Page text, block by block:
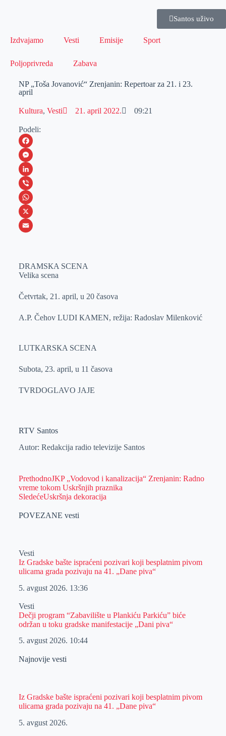
Santos uživo
Izdvajamo Vesti Emisije Sport
Poljoprivreda Zabava
NP „Toša Jovanović“ Zrenjanin: Repertoar za 21. i 23.
april
Kultura, Vesti 21. april 2022. 09:21
Podeli:
F
a
c
e
b
o
M
e
s
s
e
e
L
i
n
k
I
V
i
b
W
h
s
p
X
a
l
DRAMSКA SCENA
Velika scena
Četvrtak, 21. april, u 20 časova
A.P. Čehov LUDI КAMEN, režija: Radoslav Milenković
LUTКARSКA SCENA
Subota, 23. april, u 11 časova
TVRDOGLAVO JAJE
RTV Santos
Autor: Redakcija radio televizije Santos
PrethodnoJKP „Vodovod i kanalizacija“ Zrenjanin: Radno
vreme tokom Uskršnjih praznika
SledećeUskršnja dekoracija
POVEZANE vesti
Vesti
Iz Gradske bašte ispraćeni pozivari koji besplatnim pivom
ulicama grada pozivaju na 41. „Dane piva“
5. avgust 2026. 13:36
Vesti
Dečji program “Zabavilište u Plankiću Parkiću” biće
održan u toku gradske manifestacije „Dani piva“
5. avgust 2026. 10:44
Najnovije vesti
Iz Gradske bašte ispraćeni pozivari koji besplatnim pivom
ulicama grada pozivaju na 41. „Dane piva“
5. avgust 2026.